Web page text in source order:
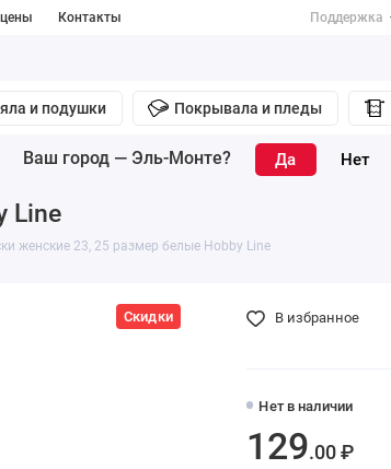
Контакты Поддержка
и подушки Покрывала и пледы
Ваш город — Эль-Монте?
Line
женские 23, 25 размер белые Hobby Line
Скидки
Нет в наличии
129.00 ₽
В избранное